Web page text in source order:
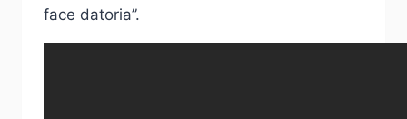
face datoria”.